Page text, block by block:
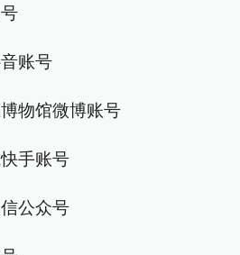
账号
物馆微博账号
手账号
公众号